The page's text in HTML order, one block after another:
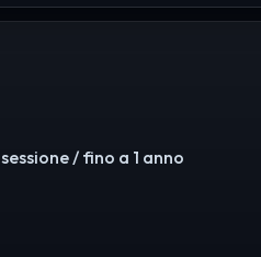
sessione / fino a 1 anno